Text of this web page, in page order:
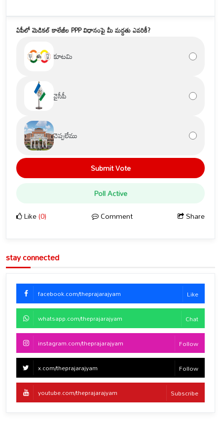
ఏపీలో మెడికల్ కాలేజీల PPP విధానంపై మీ మద్దతు ఎవరికీ?
కూటమి
వైసీపీ
చెప్పలేము
Submit Vote
Poll Active
Like(0) Comment Share
stay connected
facebook.com/theprajarajyam Like
whatsapp.com/theprajarajyam Chat
instagram.com/theprajarajyam Follow
x.com/theprajarajyam Follow
youtube.com/theprajarajyam Subscribe